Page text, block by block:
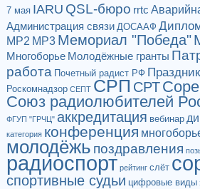
7 мая IARU QSL-бюро rrtc
Администрация связи ДОСААФ
МР2 МР3 Мемориал "Победа"
Многоборье Молодёжные гранты
работа Почетный радист РФ Праздник
Роскомнадзор СЕПТ СРП СРТ
Союз радиолюбителей
ФГУП "ГРЧЦ" аккредитация вебинар
категория конференция
молодёжь поздравления
радиоспорт рейтинг слёт
спортивные судьи цифровые виды